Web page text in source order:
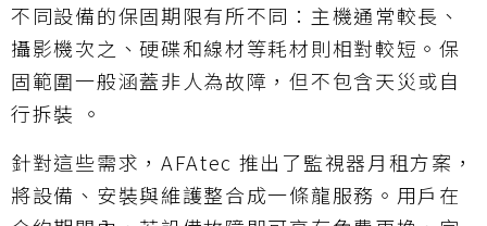
不同設備的保固期限有所不同：主機通常較長、
攝影機次之、硬碟和線材等耗材則相對較短。保
固範圍一般涵蓋非人為故障，但不包含天災或自
行拆裝 。
針對這些需求，AFAtec 推出了監視器月租方案，
將設備、安裝與維護整合成一條龍服務。用戶在